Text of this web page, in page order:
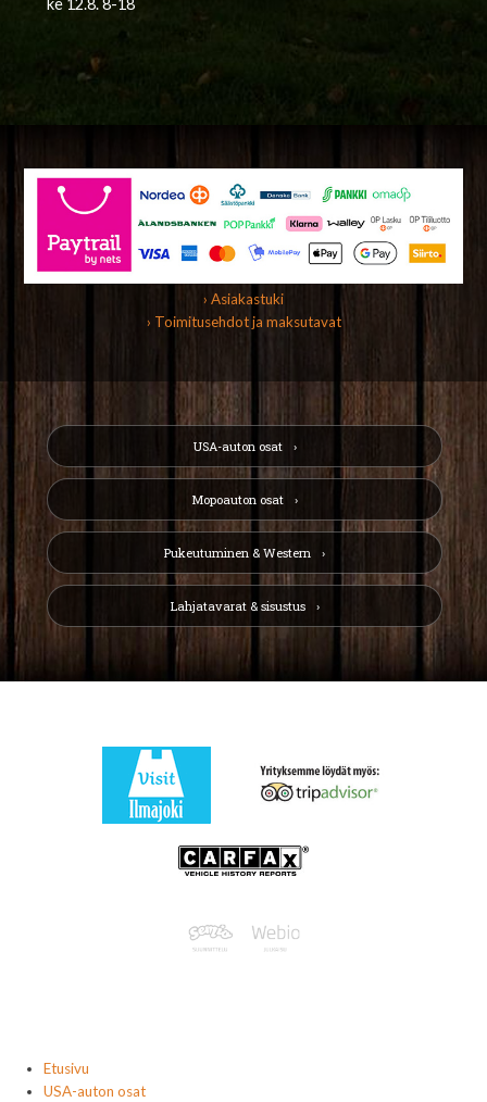
ke 12.8. 8-18
› Asiakastuki
› Toimitusehdot ja maksutavat
USA-auton osat
Mopoauton osat
Pukeutuminen & Western
Lahjatavarat & sisustus
Etusivu
USA-auton osat